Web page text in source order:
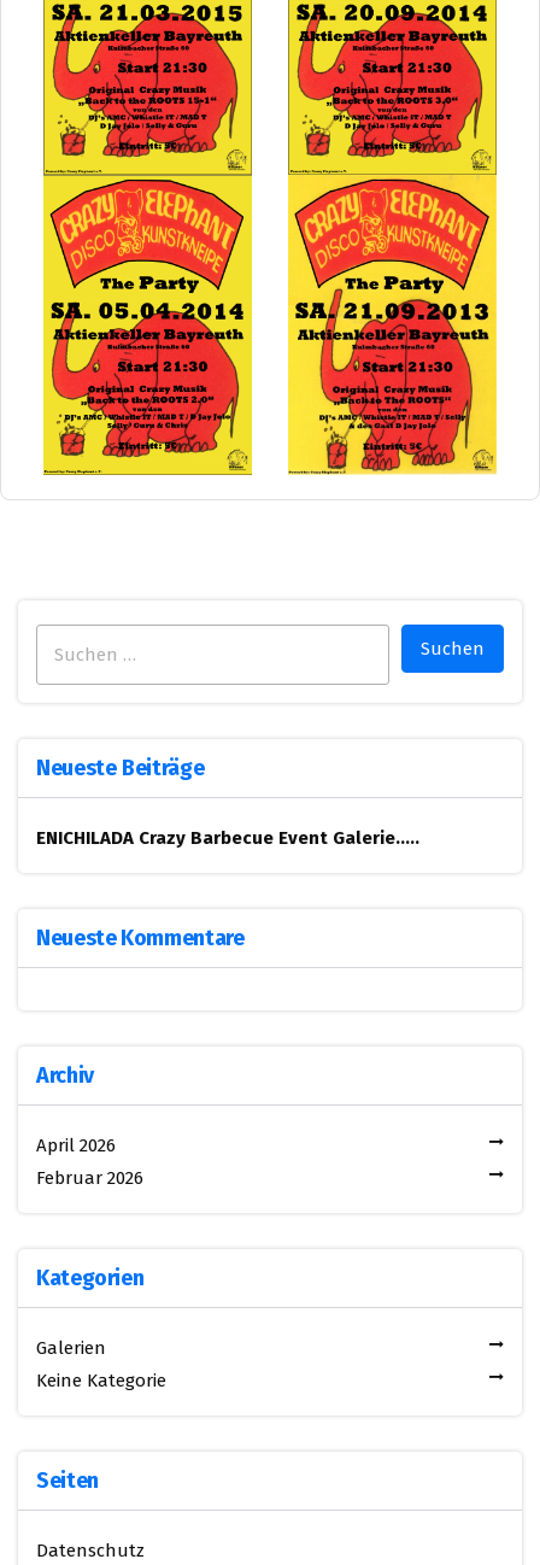
nach:
Neueste Beiträge
ENICHILADA Crazy Barbecue Event Galerie…..
Neueste Kommentare
Archiv
April 2026
Februar 2026
Kategorien
Galerien
Keine Kategorie
Seiten
Datenschutz